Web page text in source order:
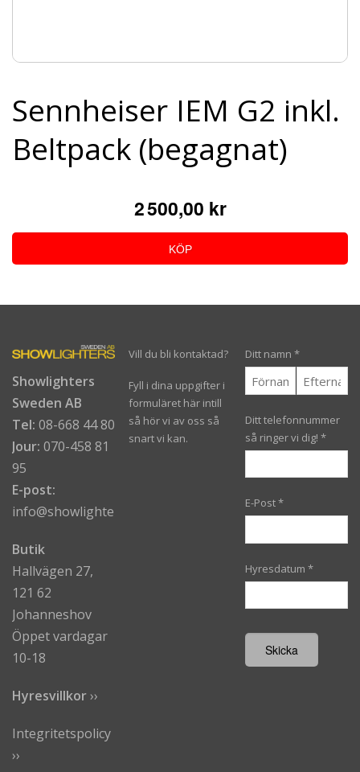
Sennheiser IEM G2 inkl.
Beltpack (begagnat)
2 500,00 kr
KÖP
Showlighters
Sweden AB
Tel: 08-668 44 80
Jour: 070-458 81
95
E-post:
info@showlighters.se
Butik
Hallvägen 27,
121 62
Johanneshov
Öppet vardagar
10-18
Hyresvillkor››
Integritetspolicy
››
Vill du bli kontaktad?
Fyll i dina uppgifter i
formuläret här intill
så hör vi av oss så
snart vi kan.
Ditt namn *
Ditt telefonnummer
så ringer vi dig! *
E-Post*
Hyresdatum *